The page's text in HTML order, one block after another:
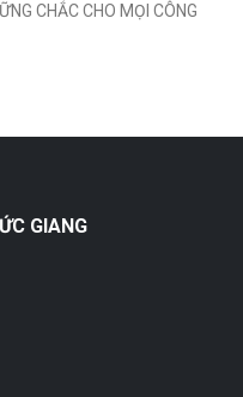
CHẮC CHO MỌI CÔNG
GIANG